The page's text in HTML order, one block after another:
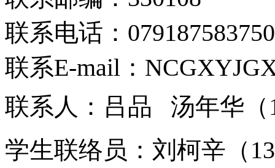
联系电话：079187583750
联系E-mail：
联系人：吕品 汤年华（
学生联络员：刘柯辛（